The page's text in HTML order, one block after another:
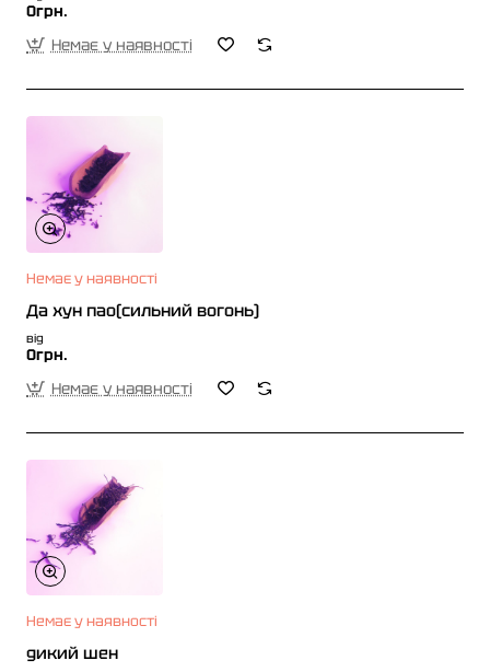
0грн.
Немає у наявності
Немає у наявності
Да хун пао(сильний вогонь)
від
0грн.
Немає у наявності
Немає у наявності
дикий шен